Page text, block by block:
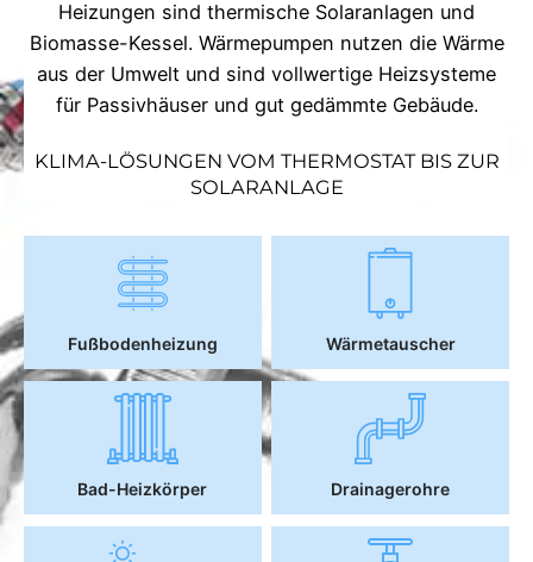
Heizungen sind thermische Solaranlagen und
Biomasse-Kessel. Wärmepumpen nutzen die Wärme
aus der Umwelt und sind vollwertige Heizsysteme
für Passivhäuser und gut gedämmte Gebäude.
KLIMA-LÖSUNGEN VOM THERMOSTAT BIS ZUR
SOLARANLAGE
Fußbodenheizung Wärmetauscher
Bad-Heizkörper Drainagerohre